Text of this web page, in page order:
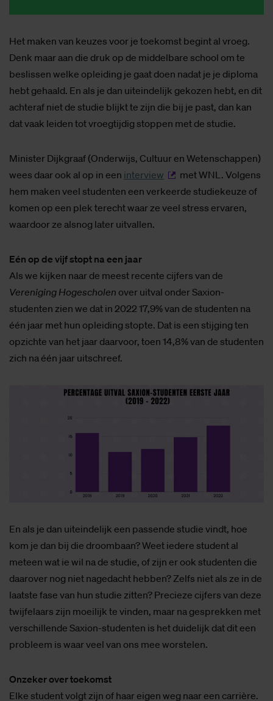
Het maken van keuzes voor je toekomst begint al vroeg.
Denk maar aan die druk op de middelbare school om te
beslissen welke opleiding je gaat doen nadat je je diploma
hebt gehaald. En als je dan uiteindelijk gekozen hebt, en dit
achteraf niet de studie blijkt te zijn die bij je past, dan kan
dat vaak leiden tot vroegtijdig stoppen met de studie.
Minister Dijkgraaf (Onderwijs, Cultuur en Wetenschappen)
wees daar ook al op in een interview
met WNL. Volgens
hem maken veel studenten een verkeerde studiekeuze of
komen op een plek terecht waar ze veel stress ervaren,
waardoor ze alsnog later uitvallen.
Eén op de vijf stopt na een jaar
Als we kijken naar de meest recente cijfers van de
Vereniging Hogescholen over uitval onder Saxion-
studenten zien we dat in 2022 17,9% van de studenten na
één jaar met hun opleiding stopte. Dat is een stijging ten
opzichte van het jaar daarvoor, toen 14,8% van de studenten
zich na één jaar uitschreef.
En als je dan uiteindelijk een passende studie vindt, hoe
kom je dan bij die droombaan? Weet iedere student al
meteen wat ie wil na de studie, of zijn er ook studenten die
daarover nog niet nagedacht hebben? Zelfs niet als ze in de
laatste fase van hun studie zitten? Precieze cijfers van deze
twijfelaars zijn moeilijk te vinden, maar na gesprekken met
verschillende Saxion-studenten is het duidelijk dat dit een
probleem is waar veel van ons mee worstelen.
Onzeker over toekomst
Elke student volgt zijn of haar eigen weg naar een carrière.